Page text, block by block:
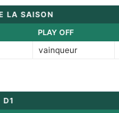
LA SAISON
PLAY OFF
vainqueur
D1